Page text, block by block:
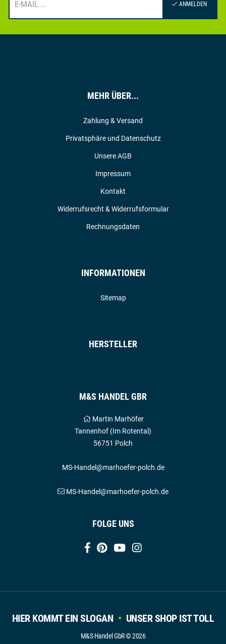
ANMELDEN
MEHR ÜBER...
Zahlung & Versand
Privatsphäre und Datenschutz
Unsere AGB
Impressum
Kontakt
Widerrufsrecht & Widerrufsformular
Rechnungsdaten
INFORMATIONEN
Sitemap
HERSTELLER
M&S HANDEL GBR
Martin Marhöfer
Tannenhof (Im Rotental)
56751 Polch
MS-Handel@marhoefer-polch.de
MS-Handel@marhoefer-polch.de
FOLGE UNS
HIER KOMMT EIN SLOGAN • UNSER SHOP IST TOLL
M&S Handel GbR © 2026